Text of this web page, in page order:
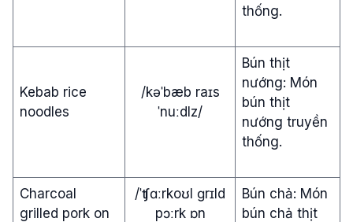
thống.
Kebab rice
noodles
/kəˈbæb raɪs
ˈnuːdlz/
Bún thịt
nướng: Món
bún thịt
nướng truyền
thống.
Charcoal
grilled pork on
/ˈʧɑːrkoʊl ɡrɪld
pɔːrk ɒn
Bún chả: Món
bún chả thịt